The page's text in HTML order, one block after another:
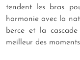
tendent les bras
harmonie avec la
berce et la
meilleur des